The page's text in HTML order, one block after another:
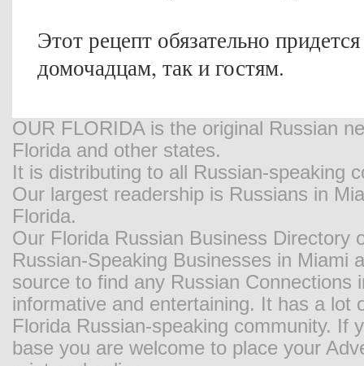
Этот рецепт обязательно
домочадцам, так и гостям.
OUR FLORIDA is the original Russian
Florida and other states.
It is distributing to all Russian-speaking
Our largest readership is Russians in
Florida.
Our Florida Russian Business Directory
Russian-Speaking Businesses in Miami
source to find any Russian
informative and entertaining. It has a
Florida Russian-speaking community. If
base you are welcome to place your